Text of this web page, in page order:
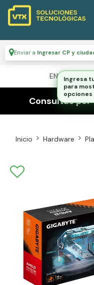
Enviar a Ingresar CP y
ENVÍO
Consultas por
Inicio Hardware
Ingresa
para
opciones